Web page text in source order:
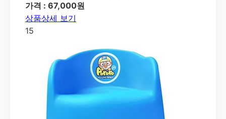
가격 : 67,000원
상품상세 보기
15